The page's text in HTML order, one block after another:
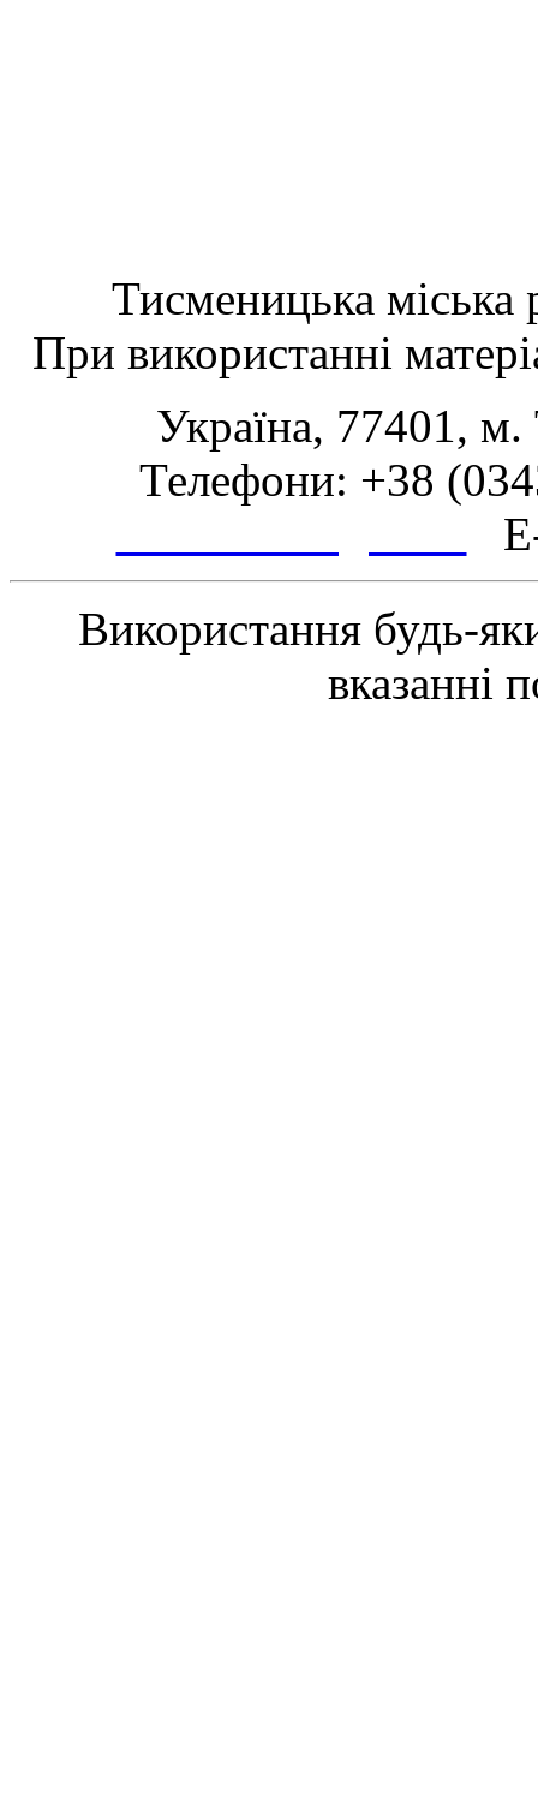
Тисменицька міська
При використанні
Україна, 77401,
Телефони: +38
Використання будь-
вказанні